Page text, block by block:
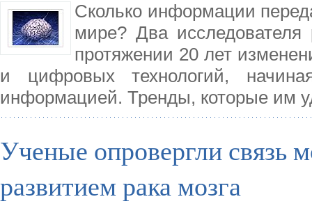
Сколько информации
мире? Два
протяжении 20 лет
и цифровых технологий,
информацией. Тренды, которые им
Ученые опровергли связь
развитием рака мозга